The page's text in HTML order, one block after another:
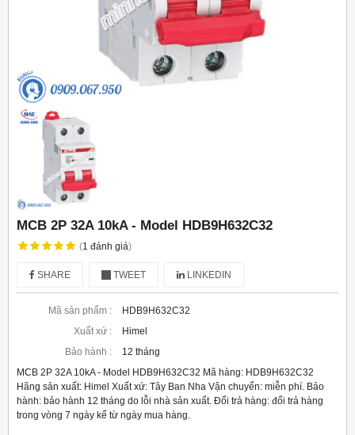
MCB 2P 32A 10kA - Model HDB9H632C32
(1 đánh giá)
SHARE TWEET LINKEDIN
Mã sản phẩm :
HDB9H632C32
Xuất xứ :
Himel
Bảo hành :
12 tháng
MCB 2P 32A 10kA - Model HDB9H632C32 Mã hàng: HDB9H632C32
Hãng sản xuất: Himel Xuất xứ: Tây Ban Nha Vận chuyển: miễn phí. Bảo
hành: bảo hành 12 tháng do lỗi nhà sản xuất. Đổi trả hàng: đổi trả hàng
trong vòng 7 ngày kể từ ngày mua hàng.